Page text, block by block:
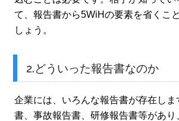
て、報告書から5WiHの要素を省くこ
しょう。
2.どういった報告書なのか
企業には、いろんな報告書が存在しま
書、事故報告書、研修報告書等があ